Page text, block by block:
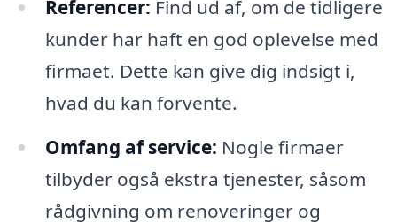
Referencer: Find ud af, om de tidligere
kunder har haft en god oplevelse med
firmaet. Dette kan give dig indsigt i,
hvad du kan forvente.
Omfang af service: Nogle firmaer
tilbyder også ekstra tjenester, såsom
rådgivning om renoveringer og